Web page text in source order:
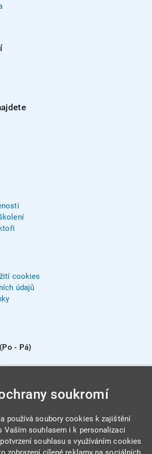
cookies
údajů
- Pá)
s.r.o.
soukromí
používá soubory cookies k zajištění
Vaším souhlasem i k personalizaci
souhlasu s využíváním cookies